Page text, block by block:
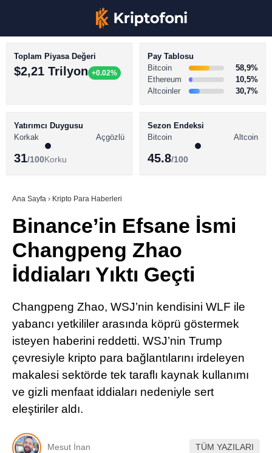
Youtube
TikTok
LinkedIn
Telegram
BİTCOİN HABERLERİ
ALTCOİN HABERLERİ
SÖZLÜK
Toplam Piyasa Değeri
$2,21 Trilyon +0.02%
Pay Tablosu
Bitcoin
58,9%
Ethereum
10,5%
Altcoinler
30,7%
Yatırımcı Duygusu
Korkak
Açgözlü
31/100Korku
Sezon Endeksi
Bitcoin
Altcoin
45.8/100
Ana Sayfa › Kripto Para Haberleri
Binance’in Efsane İsmi
Changpeng Zhao
İddiaları Yıktı Geçti
Changpeng Zhao, WSJ’nin kendisini WLF ile
yabancı yetkililer arasında köprü göstermek
isteyen haberini reddetti. WSJ’nin Trump
çevresiyle kripto para bağlantılarını irdeleyen
makalesi sektörde tek taraflı kaynak kullanımı
ve gizli menfaat iddiaları nedeniyle sert
eleştiriler aldı.
Mesut İnan TÜM YAZILARI